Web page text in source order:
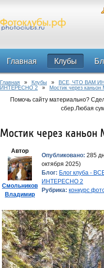
Главная Клубы
Форум
Главная » Клубы » ВСЕ, ЧТО ВАМ
ИНТЕРЕСНО 2 » Мостик через каньон
Помочь сайту материально?
сбер.Любая
Мостик через каньон
Автор
Смольников
Владимир
Опубликовано: 285
октября 2025)
Блог: Блог клуба -
ИНТЕРЕСНО 2
Рубрика: конкурс